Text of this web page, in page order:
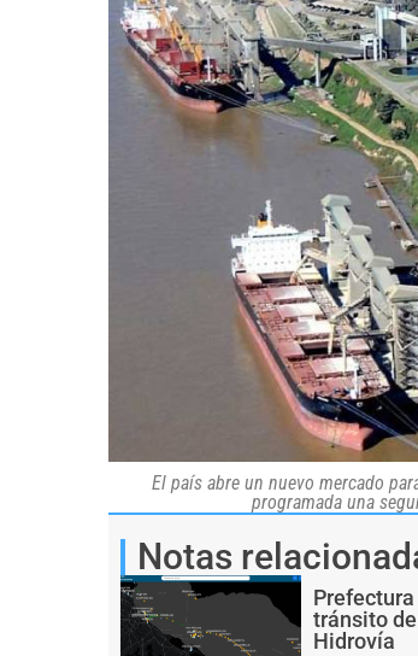
El país abre un nuevo mercado
programada una
Notas
tránsito
Hidrovía